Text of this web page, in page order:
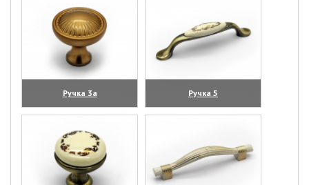
Ручка 3а
(увеличить)
Ручка 5
(увеличить)